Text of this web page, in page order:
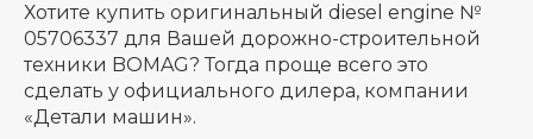
Хотите купить оригинальный diesel engine №
05706337 для Вашей дорожно-строительной
техники BOMAG? Тогда проще всего это
сделать у официального дилера, компании
«Детали машин».